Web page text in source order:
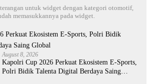
untuk widget dengan kategori otomotif,
memasukkannya pada widget.
August 8, 2026
Kapolri Cup 2026 Perkuat Ekosistem E-Sports,
Polri Bidik Talenta Digital Berdaya Saing